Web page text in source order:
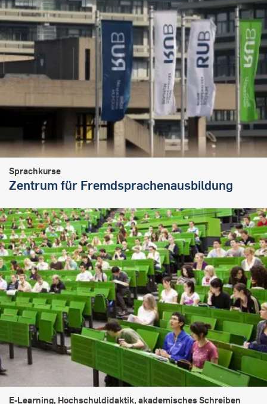
Sprachkurse
Zentrum für Fremdsprachenausbildung
E-Lear­ning, Hochschuldidaktik, akademisches Schreiben